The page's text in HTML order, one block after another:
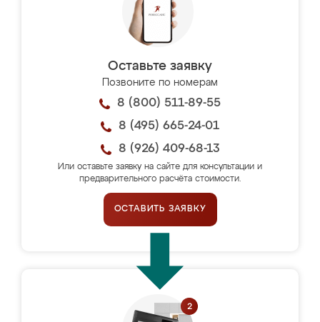
Оставьте заявку
Позвоните по номерам
8 (800) 511-89-55
8 (495) 665-24-01
8 (926) 409-68-13
Или оставьте заявку на сайте для консультации и
предварительного расчёта стоимости.
ОСТАВИТЬ ЗАЯВКУ